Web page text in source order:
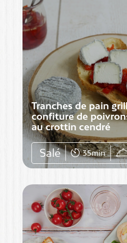
Tranches de pain
confiture de
au crottin cendré
Salé 35min